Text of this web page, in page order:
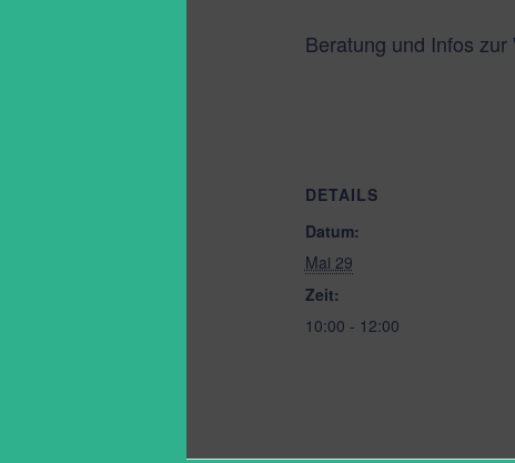
Beratung und Infos zur
DETAILS
Datum:
Mai 29
Zeit:
10:00 - 12:00